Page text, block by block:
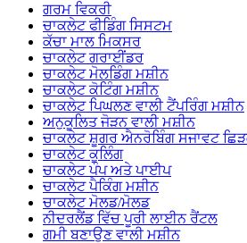
ਗਰਮ ਵਿਕਰੀ
ਚਾਕਲੇਟ ਫੀਡਿੰਗ ਸਿਸਟਮ
ਕੱਚਾ ਮਾਲ ਮਿਕਸਰ
ਚਾਕਲੇਟ ਗਰਾਈਂਡਰ
ਚਾਕਲੇਟ ਮੋਲਡਿੰਗ ਮਸ਼ੀਨ
ਚਾਕਲੇਟ ਕੋਟਿੰਗ ਮਸ਼ੀਨ
ਚਾਕਲੇਟ ਪਿਘਲਣ ਵਾਲੀ ਟੈਂਪਰਿੰਗ ਮਸ਼ੀਨ
ਅਨੁਕੂਲਿਤ ਜੋੜਨ ਵਾਲੀ ਮਸ਼ੀਨ
ਚਾਕਲੇਟ ਸ਼ੂਗਰ ਐਨਰੋਬਿੰਗ ਸਜਾਵਟ
ਚਾਕਲੇਟ ਕੂਲਿੰਗ
ਚਾਕਲੇਟ ਪੰਪ ਅਤੇ ਪਾਈਪ
ਚਾਕਲੇਟ ਪੈਕਿੰਗ ਮਸ਼ੀਨ
ਚਾਕਲੇਟ ਮੋਲਡ/ਮੋਲਡ
ਨੀਦਰਲੈਂਡ ਵਿੱਚ ਪੂਰੀ ਲਾਈਨ ਰੈਂਟਲ
ਗਮੀ ਬਣਾਉਣ ਵਾਲੀ ਮਸ਼ੀਨ